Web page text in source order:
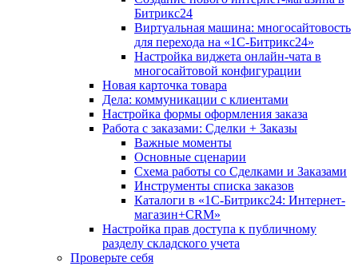
Битрикс24
Виртуальная машина: многосайтовость
для перехода на «1С-Битрикс24»
Настройка виджета онлайн-чата в
многосайтовой конфигурации
Новая карточка товара
Дела: коммуникации с клиентами
Настройка формы оформления заказа
Работа с заказами: Сделки + Заказы
Важные моменты
Основные сценарии
Схема работы со Сделками и Заказами
Инструменты списка заказов
Каталоги в «1С-Битрикс24: Интернет-
магазин+CRM»
Настройка прав доступа к публичному
разделу складского учета
Проверьте себя